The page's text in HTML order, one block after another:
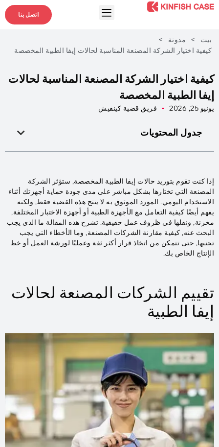
اتصل بنا
بيت > مدونة
>
كيفية اختيار الشركة المصنعة المناسبة لحالات إيفا الطبية المخصصة
كيفية اختيار الشركة المصنعة المناسبة لحالات
إيفا الطبية المخصصة
يونيو 25, 2026 فريق قضية كينفيش
جدول المحتويات
إذا كنت تقوم بتوريد حالات إيفا الطبية المخصصة, ستؤثر الشركة
المصنعة التي تختارها بشكل مباشر على مدى جودة حماية أجهزتك أثناء
الاستخدام اليومي. المورد الموثوق به لا ينتج هذه القضية فقط, ولكنه
يفهم أيضًا كيفية التعامل مع الأجهزة الطبية أو أجهزة الاختبار المختلفة,
مخزنة, ونقلها في ظروف عمل حقيقية. تشرح هذه المقالة ما الذي يجب
البحث عنه, كيفية مقارنة الشركات المصنعة, وما الأخطاء التي يجب
تجنبها, حتى تتمكن من اتخاذ قرار أكثر ثقة وعمليًا لورشة العمل أو خط
الإنتاج الخاص بك.
تقييم الشركات المصنعة لحالات
إيفا الطبية